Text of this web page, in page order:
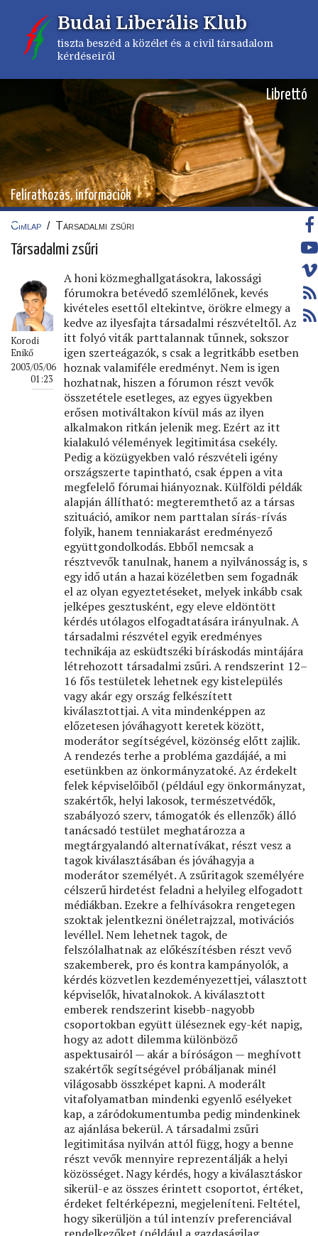
tartalomra
Budai Liberális Klub
tiszta beszéd a közélet és a civil társadalom
kérdéseiről
Librettó
Feliratkozás, információk
Címlap / Társadalmi zsűri
Társadalmi zsűri
Korodi
Enikő
2003/05/06
01:23
A honi közmeghallgatásokra, lakossági
fórumokra betévedő szemlélőnek, kevés
kivételes esettől eltekintve, örökre elmegy a
kedve az ilyesfajta társadalmi részvételtől. Az
itt folyó viták parttalannak tűnnek, sokszor
igen szerteágazók, s csak a legritkább esetben
hoznak valamiféle eredményt. Nem is igen
hozhatnak, hiszen a fórumon részt vevők
összetétele esetleges, az egyes ügyekben
erősen motiváltakon kívül más az ilyen
alkalmakon ritkán jelenik meg. Ezért az itt
kialakuló vélemények legitimitása csekély.
Pedig a közügyekben való részvételi igény
országszerte tapintható, csak éppen a vita
megfelelő fórumai hiányoznak. Külföldi példák
alapján állítható: megteremthető az a társas
szituáció, amikor nem parttalan sírás-rívás
folyik, hanem tenniakarást eredményező
együttgondolkodás. Ebből nemcsak a
résztvevők tanulnak, hanem a nyilvánosság is, s
egy idő után a hazai közéletben sem fogadnák
el az olyan egyeztetéseket, melyek inkább csak
jelképes gesztusként, egy eleve eldöntött
kérdés utólagos elfogadtatására irányulnak. A
társadalmi részvétel egyik eredményes
technikája az esküdtszéki bíráskodás mintájára
létrehozott társadalmi zsűri. A rendszerint 12–
16 fős testületek lehetnek egy kistelepülés
vagy akár egy ország felkészített
kiválasztottjai. A vita mindenképpen az
előzetesen jóváhagyott keretek között,
moderátor segítségével, közönség előtt zajlik.
A rendezés terhe a probléma gazdájáé, a mi
esetünkben az önkormányzatoké. Az érdekelt
felek képviselőiből (például egy önkormányzat,
szakértők, helyi lakosok, természetvédők,
szabályozó szerv, támogatók és ellenzők) álló
tanácsadó testület meghatározza a
megtárgyalandó alternatívákat, részt vesz a
tagok kiválasztásában és jóváhagyja a
moderátor személyét. A zsűritagok személyére
célszerű hirdetést feladni a helyileg elfogadott
médiákban. Ezekre a felhívásokra rengetegen
szoktak jelentkezni önéletrajzzal, motivációs
levéllel. Nem lehetnek tagok, de
felszólalhatnak az előkészítésben részt vevő
szakemberek, pro és kontra kampányolók, a
kérdés közvetlen kezdeményezettjei, választott
képviselők, hivatalnokok. A kiválasztott
emberek rendszerint kisebb-nagyobb
csoportokban együtt üléseznek egy-két napig,
hogy az adott dilemma különböző
aspektusairól — akár a bíróságon — meghívott
szakértők segítségével próbáljanak minél
világosabb összképet kapni. A moderált
vitafolyamatban mindenki egyenlő esélyeket
kap, a záródokumentumba pedig mindenkinek
az ajánlása bekerül. A társadalmi zsűri
legitimitása nyilván attól függ, hogy a benne
részt vevők mennyire reprezentálják a helyi
közösséget. Nagy kérdés, hogy a kiválasztáskor
sikerül-e az összes érintett csoportot, értéket,
érdeket feltérképezni, megjeleníteni. Feltétel,
hogy sikerüljön a túl intenzív preferenciával